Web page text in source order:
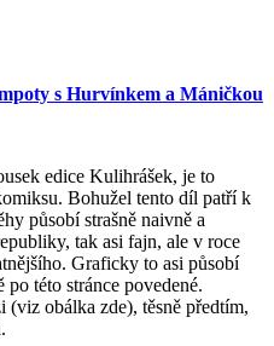
s Hurvínkem a Máničkou
edice Kulihrášek, je to
Bohužel tento díl patří k
působí strašně naivně a
tak asi fajn, ale v roce
Graficky to asi působí
po této stránce povedené.
(viz obálka zde), těsně předtím,